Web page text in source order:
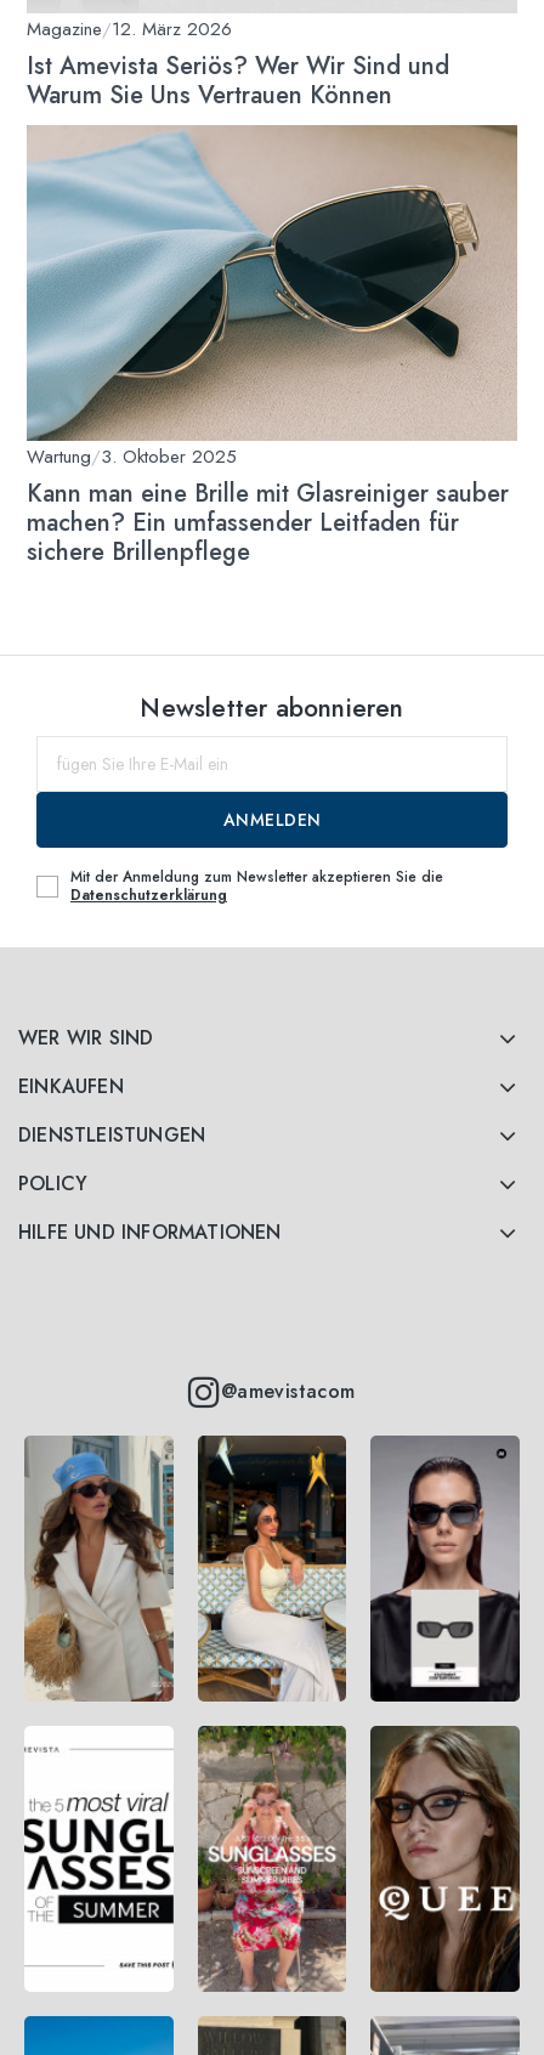
Magazine/12. März 2026
Ist Amevista Seriös? Wer Wir Sind und
Warum Sie Uns Vertrauen Können
Wartung/3. Oktober 2025
Kann man eine Brille mit Glasreiniger sauber
machen? Ein umfassender Leitfaden für
sichere Brillenpflege
WER WIR SIND
EINKAUFEN
DIENSTLEISTUNGEN
POLICY
HILFE UND INFORMATIONEN
@amevistacom
Newsletter abonnieren
ANMELDEN
Mit der Anmeldung zum Newsletter akzeptieren Sie die
Datenschutzerklärung